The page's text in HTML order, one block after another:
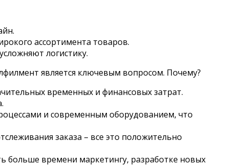
ассортимента товаров.
логистику.
является ключевым вопросом. Почему?
временных и финансовых затрат.
и современным оборудованием, что
заказа – все это положительно
больше времени маркетингу, разработке новых